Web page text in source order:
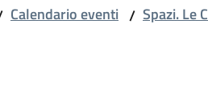
Calendario eventi / Spazi. Le